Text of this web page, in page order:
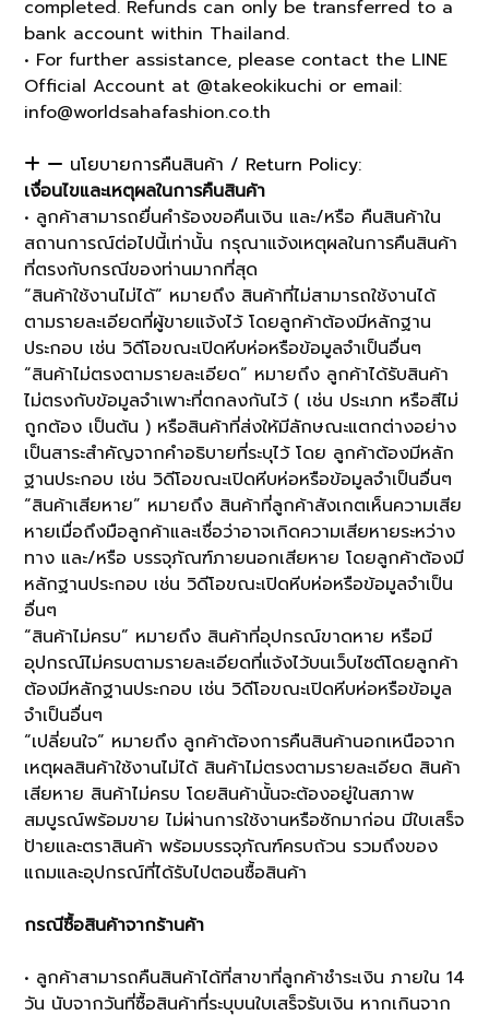
completed. Refunds can only be transferred to a
bank account within Thailand.
• For further assistance, please contact the LINE
Official Account at @takeokikuchi or email:
info@worldsahafashion.co.th
นโยบายการคืนสินค้า / Return Policy:
เงื่อนไขและเหตุผลในการคืนสินค้า
• ลูกค้าสามารถยื่นคำร้องขอคืนเงิน และ/หรือ คืนสินค้าใน
สถานการณ์ต่อไปนี้เท่านั้น กรุณาแจ้งเหตุผลในการคืนสินค้า
ที่ตรงกับกรณีของท่านมากที่สุด
“สินค้าใช้งานไม่ได้” หมายถึง สินค้าที่ไม่สามารถใช้งานได้
ตามรายละเอียดที่ผู้ขายแจ้งไว้ โดยลูกค้าต้องมีหลักฐาน
ประกอบ เช่น วิดีโอขณะเปิดหีบห่อหรือข้อมูลจำเป็นอื่นๆ
“สินค้าไม่ตรงตามรายละเอียด” หมายถึง ลูกค้าได้รับสินค้า
ไม่ตรงกับข้อมูลจำเพาะที่ตกลงกันไว้ ( เช่น ประเภท หรือสีไม่
ถูกต้อง เป็นต้น ) หรือสินค้าที่ส่งให้มีลักษณะแตกต่างอย่าง
เป็นสาระสำคัญจากคำอธิบายที่ระบุไว้ โดย ลูกค้าต้องมีหลัก
ฐานประกอบ เช่น วิดีโอขณะเปิดหีบห่อหรือข้อมูลจำเป็นอื่นๆ
“สินค้าเสียหาย” หมายถึง สินค้าที่ลูกค้าสังเกตเห็นความเสีย
หายเมื่อถึงมือลูกค้าและเชื่อว่าอาจเกิดความเสียหายระหว่าง
ทาง และ/หรือ บรรจุภัณฑ์ภายนอกเสียหาย โดยลูกค้าต้องมี
หลักฐานประกอบ เช่น วิดีโอขณะเปิดหีบห่อหรือข้อมูลจำเป็น
อื่นๆ
“สินค้าไม่ครบ” หมายถึง สินค้าที่อุปกรณ์ขาดหาย หรือมี
อุปกรณ์ไม่ครบตามรายละเอียดที่แจ้งไว้บนเว็บไซต์โดยลูกค้า
ต้องมีหลักฐานประกอบ เช่น วิดีโอขณะเปิดหีบห่อหรือข้อมูล
จำเป็นอื่นๆ
“เปลี่ยนใจ” หมายถึง ลูกค้าต้องการคืนสินค้านอกเหนือจาก
เหตุผลสินค้าใช้งานไม่ได้ สินค้าไม่ตรงตามรายละเอียด สินค้า
เสียหาย สินค้าไม่ครบ โดยสินค้านั้นจะต้องอยู่ในสภาพ
สมบูรณ์พร้อมขาย ไม่ผ่านการใช้งานหรือซักมาก่อน มีใบเสร็จ
ป้ายและตราสินค้า พร้อมบรรจุภัณฑ์ครบถ้วน รวมถึงของ
แถมและอุปกรณ์ที่ได้รับไปตอนซื้อสินค้า
กรณีซื้อสินค้าจากร้านค้า
• ลูกค้าสามารถคืนสินค้าได้ที่สาขาที่ลูกค้าชำระเงิน ภายใน 14
วัน นับจากวันที่ซื้อสินค้าที่ระบุบนใบเสร็จรับเงิน หากเกินจาก